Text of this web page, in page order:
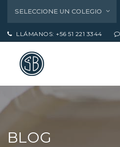
SELECCIONE UN COLEGIO
LLÁMANOS: +56 51 221 3344
BLOG